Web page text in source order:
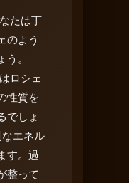
たは丁
のよう
。
ロシェ
性質を
でしょ
エネル
す。過
整って